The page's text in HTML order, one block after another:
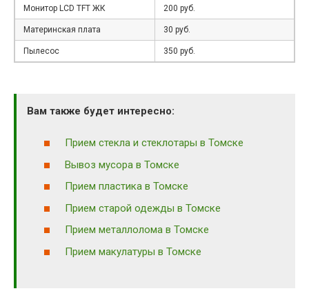
Монитор LCD TFT ЖК 200 руб.
Материнская плата 30 руб.
Пылесос 350 руб.
Вам также будет интересно:
Прием стекла и стеклотары в Томске
Вывоз мусора в Томске
Прием пластика в Томске
Прием старой одежды в Томске
Прием металлолома в Томске
Прием макулатуры в Томске